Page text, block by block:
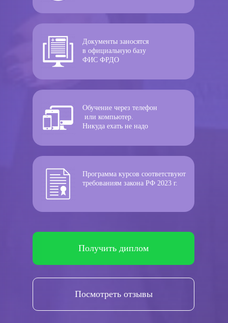
Получить диплом
Документы заносятся
в официальную базу
ФИС ФРДО
Обучение через телефон
или компьютер.
Никуда ехать не надо
Программа курсов соответствуют
требованиям закона РФ 2023 г.
Посмотреть отзывы